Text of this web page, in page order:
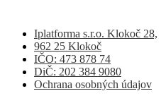
Iplatforma s.r.o. Klokoč 28,
962 25 Klokoč
IČO: 473 878 74
DiČ: 202 384 9080
Ochrana osobných údajov